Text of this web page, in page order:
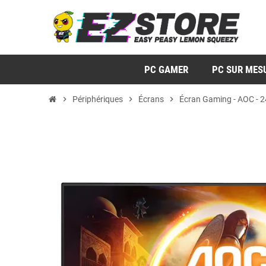
PC GAMER PC SUR
chevron_right Périphériques chevron_right Écrans chevron_right Écran Gaming - AOC -